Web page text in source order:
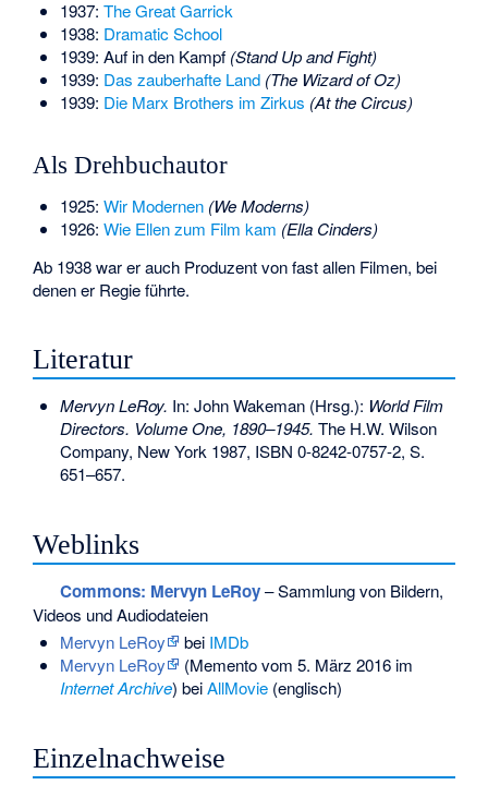
1937: The Great Garrick
1938: Dramatic School
1939: Auf in den Kampf (Stand Up and Fight)
1939: Das zauberhafte Land (The Wizard of Oz)
1939: Die Marx Brothers im Zirkus (At the Circus)
Als Drehbuchautor
1925: Wir Modernen (We Moderns)
1926: Wie Ellen zum Film kam (Ella Cinders)
Ab 1938 war er auch Produzent von fast allen Filmen, bei
denen er Regie führte.
Literatur
Mervyn LeRoy. In: John Wakeman (Hrsg.): World Film
Directors. Volume One, 1890–1945. The H.W. Wilson
Company, New York 1987, ISBN 0-8242-0757-2, S.
651–657.
Weblinks
Commons: Mervyn LeRoy– Sammlung von Bildern,
Videos und Audiodateien
Mervyn LeRoy
bei IMDb
Mervyn LeRoy
(Mementovom 5. März 2016 im
Internet Archive) beiAllMovie(englisch)
Einzelnachweise